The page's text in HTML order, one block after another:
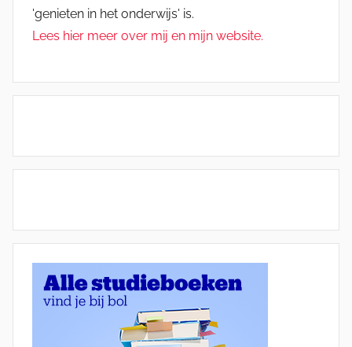
'genieten in het onderwijs' is.
Lees hier meer over mij en mijn website.